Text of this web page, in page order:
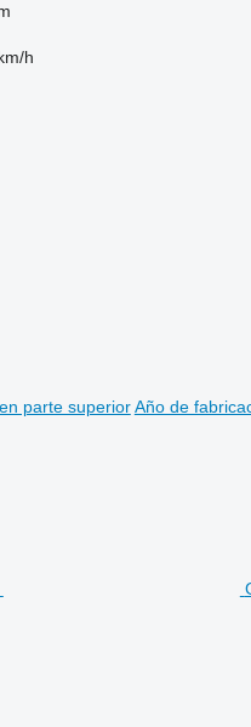
h
parte superior Año de